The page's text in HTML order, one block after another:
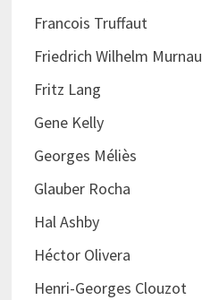
Francois Truffaut
Friedrich Wilhelm Murnau
Fritz Lang
Gene Kelly
Georges Méliès
Glauber Rocha
Hal Ashby
Héctor Olivera
Henri-Georges Clouzot